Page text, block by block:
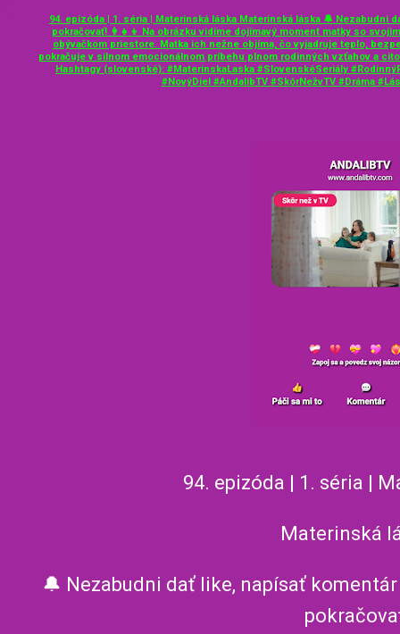
94. epizóda | 1. séria | Materinská láska Materinská láska 🔔
pokračovať! 👩‍👧‍👦 Na obrázku vidíme dojímavý moment matky so
obývačkom priestore. Matka ich nežne objíma, čo vyjadruje teplo,
pokračuje v silnom emocionálnom príbehu plnom rodinných vzťahov a
Hashtagy (slovenské): #MaterinskaLaska #SlovenskéSeriály
#NovýDiel #AndalibTV #SkôrNežvTV #Dráma
94. epizóda | 1. séria |
Materinská
🔔 Nezabudni dať like, napísať